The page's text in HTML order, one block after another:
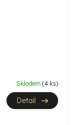
Skladem (4 ks)
Detail